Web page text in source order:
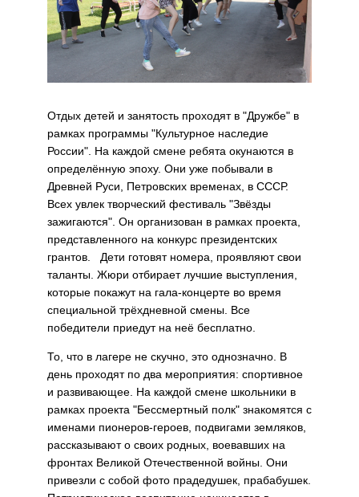
Отдых детей и занятость проходят в "Дружбе" в
рамках программы "Культурное наследие
России". На каждой смене ребята окунаются в
определённую эпоху. Они уже побывали в
Древней Руси, Петровских временах, в СССР.
Всех увлек творческий фестиваль "Звёзды
зажигаются". Он организован в рамках проекта,
представленного на конкурс президентских
грантов. Дети готовят номера, проявляют свои
таланты. Жюри отбирает лучшие выступления,
которые покажут на гала-концерте во время
специальной трёхдневной смены. Все
победители приедут на неё бесплатно.
То, что в лагере не скучно, это однозначно. В
день проходят по два мероприятия: спортивное
и развивающее. На каждой смене школьники в
рамках проекта "Бессмертный полк" знакомятся с
именами пионеров-героев, подвигами земляков,
рассказывают о своих родных, воевавших на
фронтах Великой Отечественной войны. Они
привезли с собой фото прадедушек, прабабушек.